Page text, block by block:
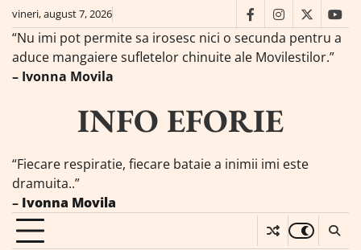
Skip
content
vineri, august 7, 2026 facebookinstagram
twitter
“Nu imi pot permite sa irosesc nici o secunda pentru a
aduce mangaiere sufletelor chinuite ale Movilestilor.”
– Ivonna Movila
INFO EFORIE
“Fiecare respiratie, fiecare bataie a inimii imi este
dramuita..”
– Ivonna Movila